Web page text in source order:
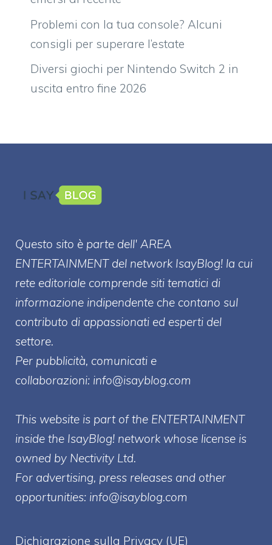
Problemi con la tua console? Alcuni
consigli per superare l’estate
Diversi giochi per Nintendo Switch 2 in
uscita entro fine 2026
Questo sito è parte dell' AREA
ENTERTAINMENT del network IsayBlog! la cui
rete editoriale comprende siti tematici di
informazione indipendente che contano sul
contributo di appassionati ed esperti del
settore.
Per pubblicità, comunicati e
collaborazioni: info@isayblog.com
This website is part of the ENTERTAINMENT
inside the IsayBlog! network whose license is
owned by Nectivity Ltd.
For advertising, press releases and other
opportunities: info@isayblog.com
Dichiarazione sulla Privacy (UE)